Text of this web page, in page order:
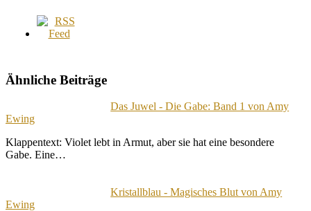
Ähnliche Beiträge
Das Juwel - Die Gabe: Band 1 von Amy
Ewing
Klappentext: Violet lebt in Armut, aber sie hat eine besondere
Gabe. Eine…
Kristallblau - Magisches Blut von Amy
Ewing